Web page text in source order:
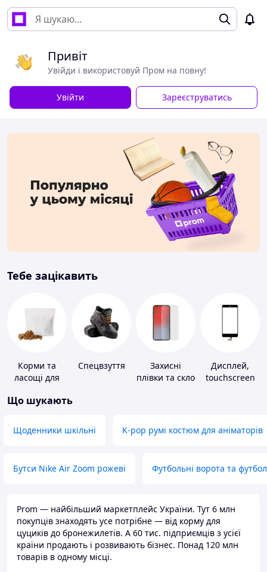
Привіт
Увійди і використовуй Пром на повну!
Увійти Зареєструватись
Тебе зацікавить
Корми та
ласощі для
тварин і
Спецвзуття
Захисні
плівки та скло
Дисплей,
touchscreen
Що шукають
Щоденники шкільні K-pop румі костюм для аніматорів
Бутси Nike Air Zoom рожеві Футбольні ворота та
Prom — найбільший маркетплейс України. Тут 6 млн
покупців знаходять усе потрібне — від корму для
цуциків до бронежилетів. А 60 тис. підприємців з усієї
країни продають і розвивають бізнес. Понад 120 млн
товарів в одному місці.